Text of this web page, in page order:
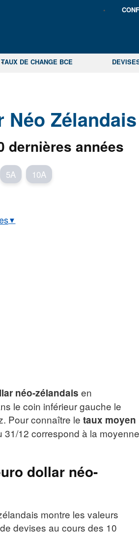
TAUX DE CHANGE BCE
Néo Zélandais
dernières années
5A 10A
▼
néo-zélandais en
le coin inférieur gauche le
Pour connaître le taux moyen
31/12 correspond à la moyenne
dollar néo-
montre les valeurs
devises au cours des 10